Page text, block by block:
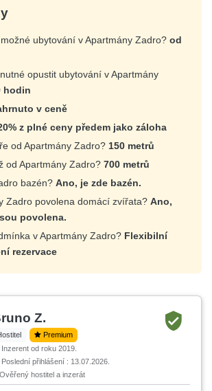
ubytování v Apartmány Zadro? od
opustit ubytování v Apartmány
hodin
v ceně
z plné ceny předem jako záloha
od Apartmány Zadro? 150 metrů
od Apartmány Zadro? 700 metrů
bazén? Ano, je zde bazén.
Zadro povolena domácí zvířata? Ano,
povolena.
v Apartmány Zadro? Flexibilní
rezervace
Z.
Premium
Inzerent od roku 2019.
Poslední přihlášení : 13.07.2026.
Ověřený hostitel a inzerát